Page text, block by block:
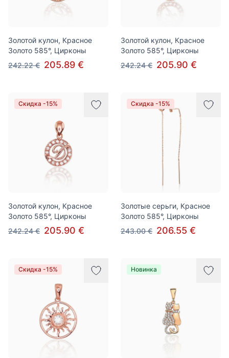
Золотой кулон, Красное
Золото 585°, Цирконы
242.22 € 205.89 €
Золотой кулон, Красное
Золото 585°, Цирконы
242.24 € 205.90 €
Скидка -15%
Золотой кулон, Красное
Золото 585°, Цирконы
242.24 € 205.90 €
Скидка -15%
Золотые серьги, Красное
Золото 585°, Цирконы
243.00 € 206.55 €
Скидка -15% Новинка